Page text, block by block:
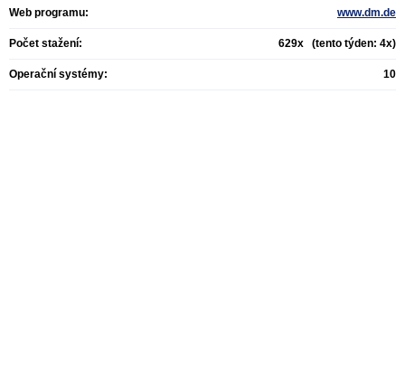
Web programu: www.dm.de
Počet stažení: 629x (tento týden: 4x)
Operační systémy: 10